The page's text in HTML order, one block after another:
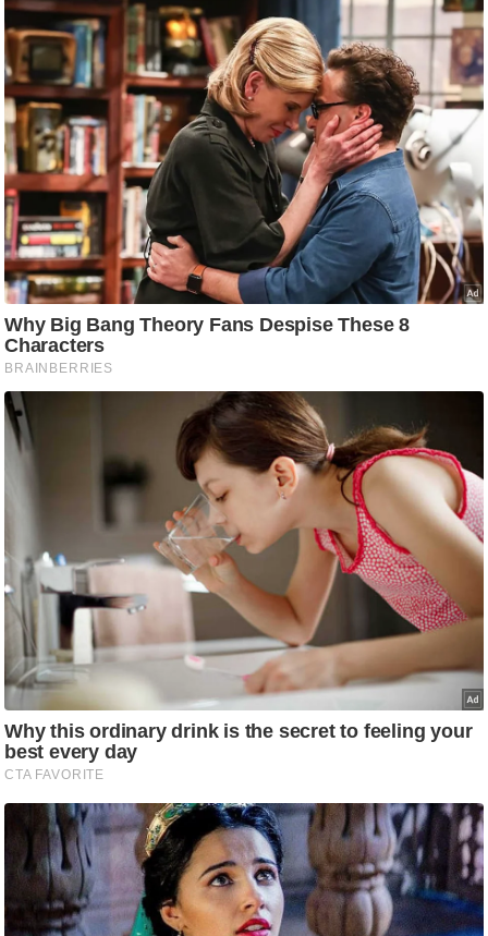
g
N
e
w
s
ला
इ
फ
स्टा
इ
ल
टे
क्नॉ
लॉ
जी
ब्यू
श
घ
रे
लू
नु
स्खे
प
र्य
ट
न
स्थ
ल